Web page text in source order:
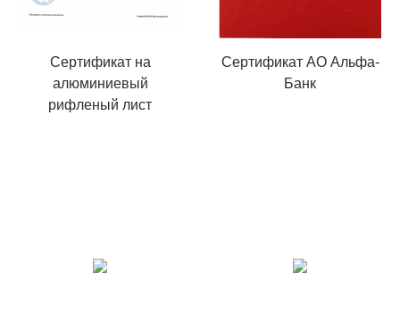
Сертификат на
алюминиевый
рифленый лист
Сертификат АО Альфа-
Банк